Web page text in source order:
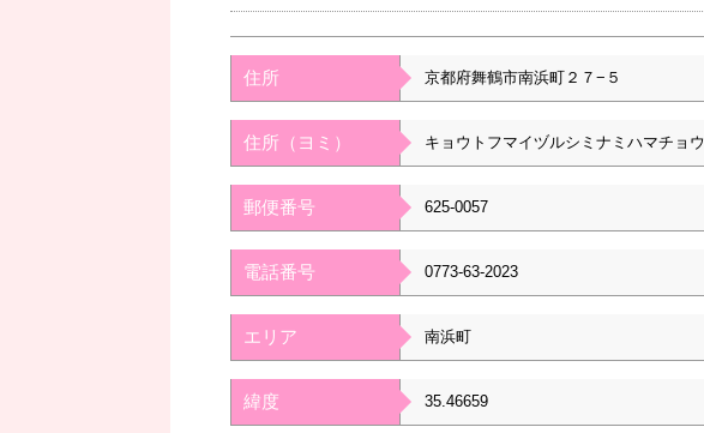
住所 京都府舞鶴市南浜町２７−５
住所（ヨミ） キョウトフマイヅルシミナミハマチョウ
郵便番号 625-0057
電話番号 0773-63-2023
エリア 南浜町
緯度 35.46659